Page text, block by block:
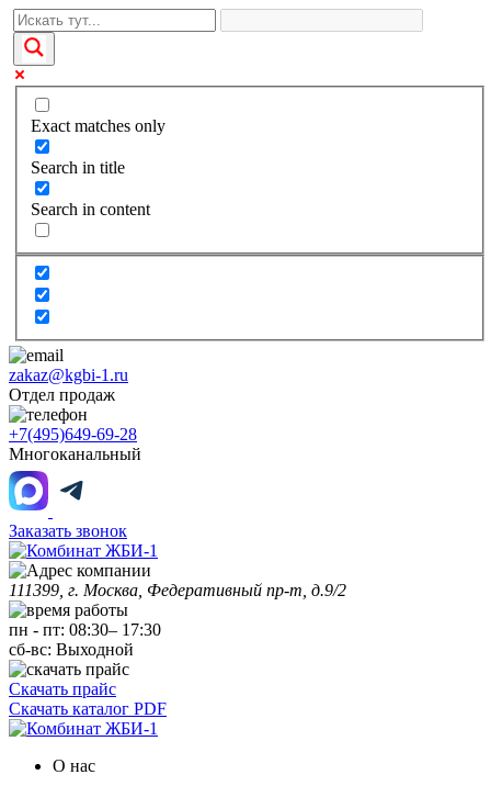
Exact matches only
Search in title
Search in content
zakaz@kgbi-1.ru
Отдел продаж
+7(495)649-69-28
Многоканальный
Заказать звонок
111399, г. Москва, Федеративный пр-т, д.9/2
пн - пт: 08:30– 17:30
сб-вс: Выходной
Скачать прайс
Скачать каталог PDF
О нас